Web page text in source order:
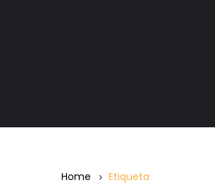
Home Etiqueta